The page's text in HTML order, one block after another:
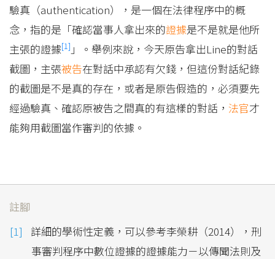
驗真（authentication），是一個在法律程序中的概
念，指的是「確認當事人拿出來的證據是不是就是他所
主張的證據[1] 」。舉例來說，今天原告拿出Line的對話
截圖，主張被告在對話中承認有欠錢，但這份對話紀錄
的截圖是不是真的存在，或者是原告假造的，必須要先
經過驗真、確認原被告之間真的有這樣的對話， 法官才
能夠用截圖當作審判的依據。
註腳
詳細的學術性定義，可以參考李榮耕（2014），刑
事審判程序中數位證據的證據能力－以傳聞法則及